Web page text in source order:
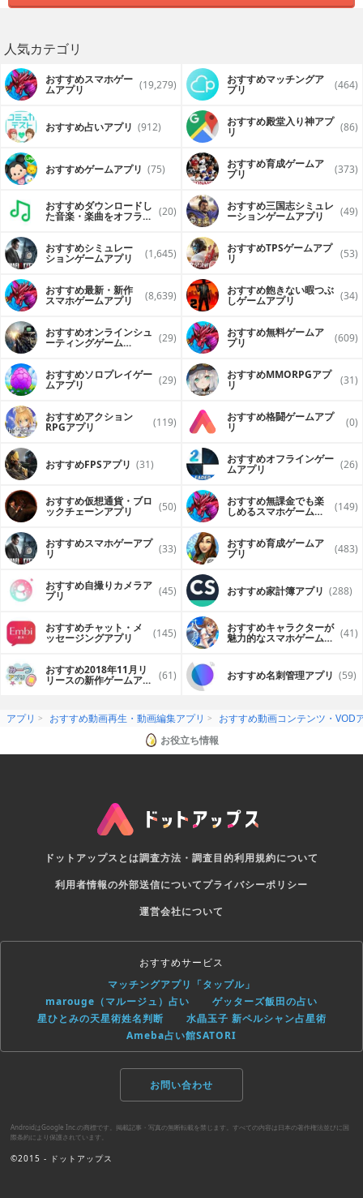
人気カテゴリ
おすすめスマホゲー
ムアプリ (19,279) おすすめマッチングア
プリ (464)
おすすめ占いアプリ (912) おすすめ殿堂入り神アプ
リ (86)
おすすめゲームアプリ (75) おすすめ育成ゲームア
プリ (373)
おすすめダウンロードし
た音楽・楽曲をオフライ (20) おすすめ三国志シミュレ
ーションゲームアプリ (49)
おすすめシミュレー
ションゲームアプリ (1,645) おすすめTPSゲームアプ
リ (53)
おすすめ最新・新作
スマホゲームアプリ (8,639) おすすめ飽きない暇つぶ
しゲームアプリ (34)
おすすめオンラインシュ
ーティングゲーム (29) おすすめ無料ゲームア
プリ (609)
おすすめソロプレイゲー
ムアプリ (29) おすすめ MMORPGアプ
リ (31)
おすすめアクション
RPGアプリ (119) おすすめ格闘ゲームアプ
リ (0)
おすすめFPSアプリ (31) おすすめオフラインゲー
ムアプリ (26)
おすすめ仮想通貨・ブロ
ックチェーンアプリ (50) おすすめ無課金でも楽
しめるスマホゲームア (149)
おすすめスマホゲーアプ
リ (33) おすすめ育成ゲームア
プリ (483)
おすすめ自撮りカメラア
プリ (45) おすすめ家計簿アプリ (288)
おすすめチャット・メ
ッセージングアプリ (145) おすすめキャラクターが
魅力的なスマホゲームア (41)
おすすめ2018年11月リ
リースの新作ゲームアプ (61) おすすめ名刺管理アプリ (59)
アプリ おすすめ動画再生・動画編集アプリ
おすすめ動画コンテンツ・VOD
お役立ち情報
ドットアップスとは調査方法・調査目的利用規約について
利用者情報の外部送信についてプライバシーポリシー
運営会社について
おすすめサービス
マッチングアプリ「タップル」
marouge（マルージュ）占い
ゲッターズ飯田の占い
星ひとみの天星術姓名判断
水晶玉子 新ペルシャン占星術
Ameba占い館SATORI
お問い合わせ
AndroidはGoogle Inc.の商標です。掲載記事・写真の無断転載を禁じます。すべての内容は日本の著作権法並びに国
際条約により保護されています。
©2015 - ドットアップス